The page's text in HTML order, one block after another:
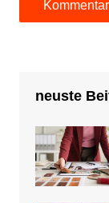
neuste